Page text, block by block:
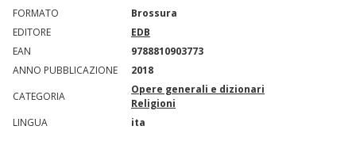
FORMATO
Brossura
EDITORE
EDB
EAN
9788810903773
ANNO PUBBLICAZIONE
2018
CATEGORIA
Opere generali e dizionari
Religioni
LINGUA
ita